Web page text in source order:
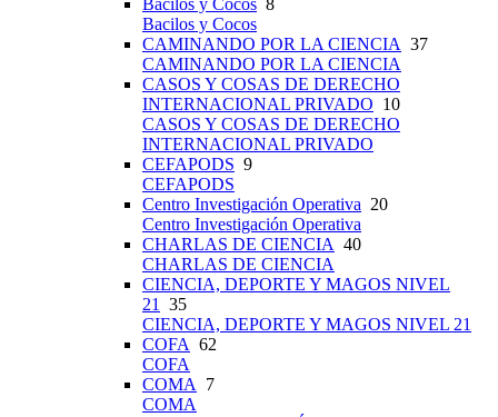
Bacilos y Cocos 8
Bacilos y Cocos
CAMINANDO POR LA CIENCIA 37
CAMINANDO POR LA CIENCIA
CASOS Y COSAS DE DERECHO
INTERNACIONAL PRIVADO 10
CASOS Y COSAS DE DERECHO
INTERNACIONAL PRIVADO
CEFAPODS 9
CEFAPODS
Centro Investigación Operativa 20
Centro Investigación Operativa
CHARLAS DE CIENCIA 40
CHARLAS DE CIENCIA
CIENCIA, DEPORTE Y MAGOS NIVEL
21
35
CIENCIA, DEPORTE Y MAGOS NIVEL 21
COFA 62
COFA
COMA
7
COMA